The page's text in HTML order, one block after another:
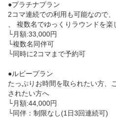
●プラチナプラン
2コマ連続での利用も可能なので
、 複数名でゆっくりラウンドを
└月額:33,000円
└複数名同伴可
└同時に2コマまで予約可
●ルビープラン
たっぷりお時間を取られたい方、
されたい方へ
└月額:44,000円
└同伴：制限なし(1日3回連続可)